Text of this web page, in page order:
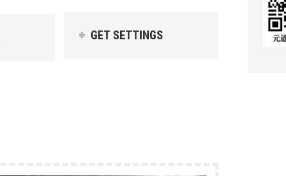
GET SETTINGS